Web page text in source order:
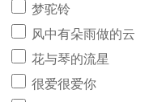
梦驼铃
风中有朵雨做的云
花与琴的流星
很爱很爱你